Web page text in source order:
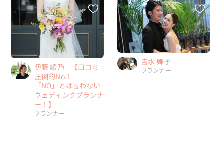
伊藤 綾乃 【口コミ
圧倒的No.1！
「NO」とは言わない
ウェディングプランナ
ー！】
プランナー
吉水 舞子
プランナー